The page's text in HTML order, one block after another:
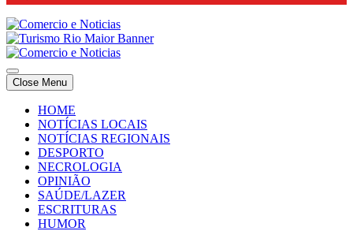
Comercio e Noticias
Notícias e Publicidade Online
Comercio e Noticias
Notícias e Publicidade Online
Close Menu
HOME
NOTÍCIAS LOCAIS
NOTÍCIAS REGIONAIS
DESPORTO
NECROLOGIA
OPINIÃO
SAÚDE/LAZER
ESCRITURAS
HUMOR